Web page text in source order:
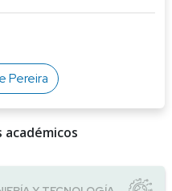
Pereira